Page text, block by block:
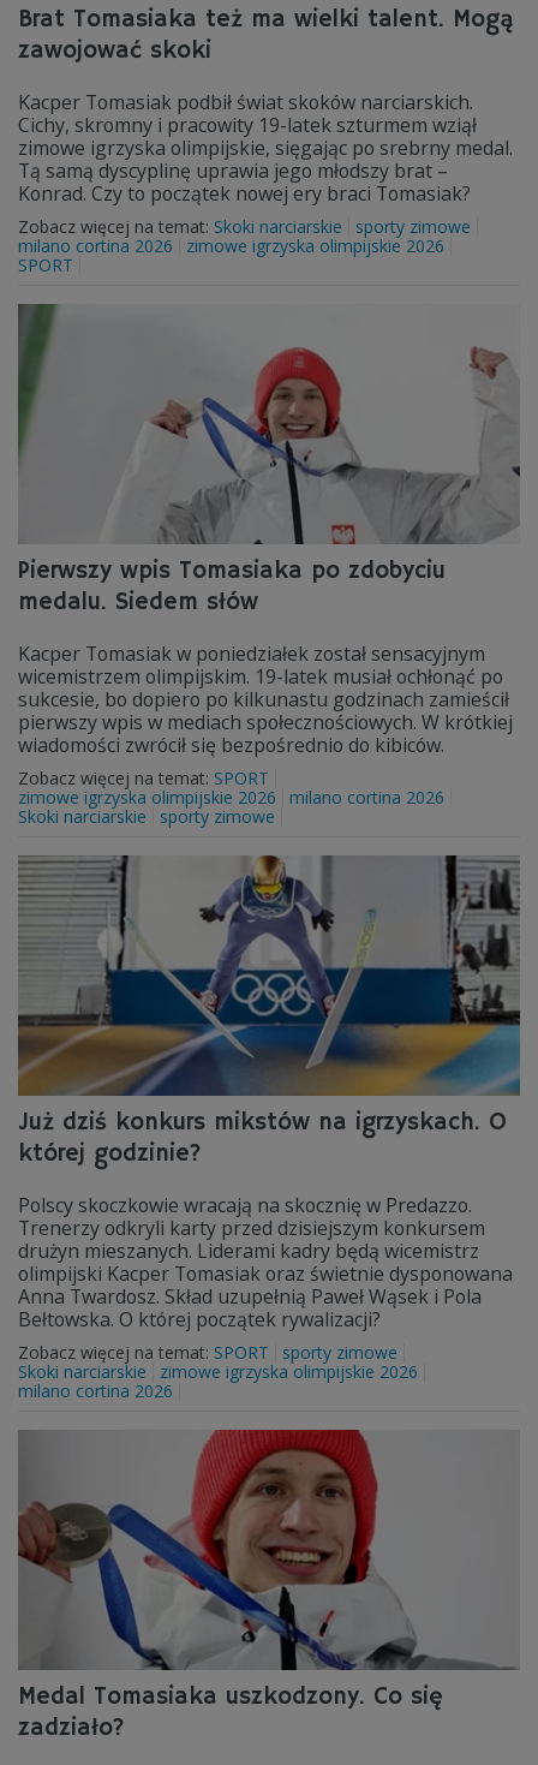
Brat Tomasiaka też ma wielki talent. Mogą
zawojować skoki
Kacper Tomasiak podbił świat skoków narciarskich.
Cichy, skromny i pracowity 19-latek szturmem wziął
zimowe igrzyska olimpijskie, sięgając po srebrny medal.
Tą samą dyscyplinę uprawia jego młodszy brat –
Konrad. Czy to początek nowej ery braci Tomasiak?
Zobacz więcej na temat: Skoki narciarskie
sporty zimowe
milano cortina 2026
zimowe igrzyska olimpijskie 2026
SPORT
Pierwszy wpis Tomasiaka po zdobyciu
medalu. Siedem słów
Kacper Tomasiak w poniedziałek został sensacyjnym
wicemistrzem olimpijskim. 19-latek musiał ochłonąć po
sukcesie, bo dopiero po kilkunastu godzinach zamieścił
pierwszy wpis w mediach społecznościowych. W krótkiej
wiadomości zwrócił się bezpośrednio do kibiców.
Zobacz więcej na temat: SPORT
zimowe igrzyska olimpijskie 2026
milano cortina 2026
Skoki narciarskie
sporty zimowe
Już dziś konkurs mikstów na igrzyskach. O
której godzinie?
Polscy skoczkowie wracają na skocznię w Predazzo.
Trenerzy odkryli karty przed dzisiejszym konkursem
drużyn mieszanych. Liderami kadry będą wicemistrz
olimpijski Kacper Tomasiak oraz świetnie dysponowana
Anna Twardosz. Skład uzupełnią Paweł Wąsek i Pola
Bełtowska. O której początek rywalizacji?
Zobacz więcej na temat: SPORT
sporty zimowe
Skoki narciarskie
zimowe igrzyska olimpijskie 2026
milano cortina 2026
Medal Tomasiaka uszkodzony. Co się
zadziało?